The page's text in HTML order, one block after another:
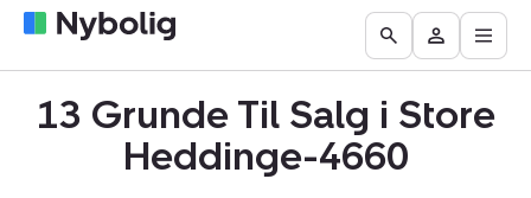
Boliger
til
Find
mægler
Få
vurderet
bolig
Go
to
the
Search
page
Besøg
Mit
Nybolig
Åbn
13 Grunde Til Salg i Store
Heddinge-4660